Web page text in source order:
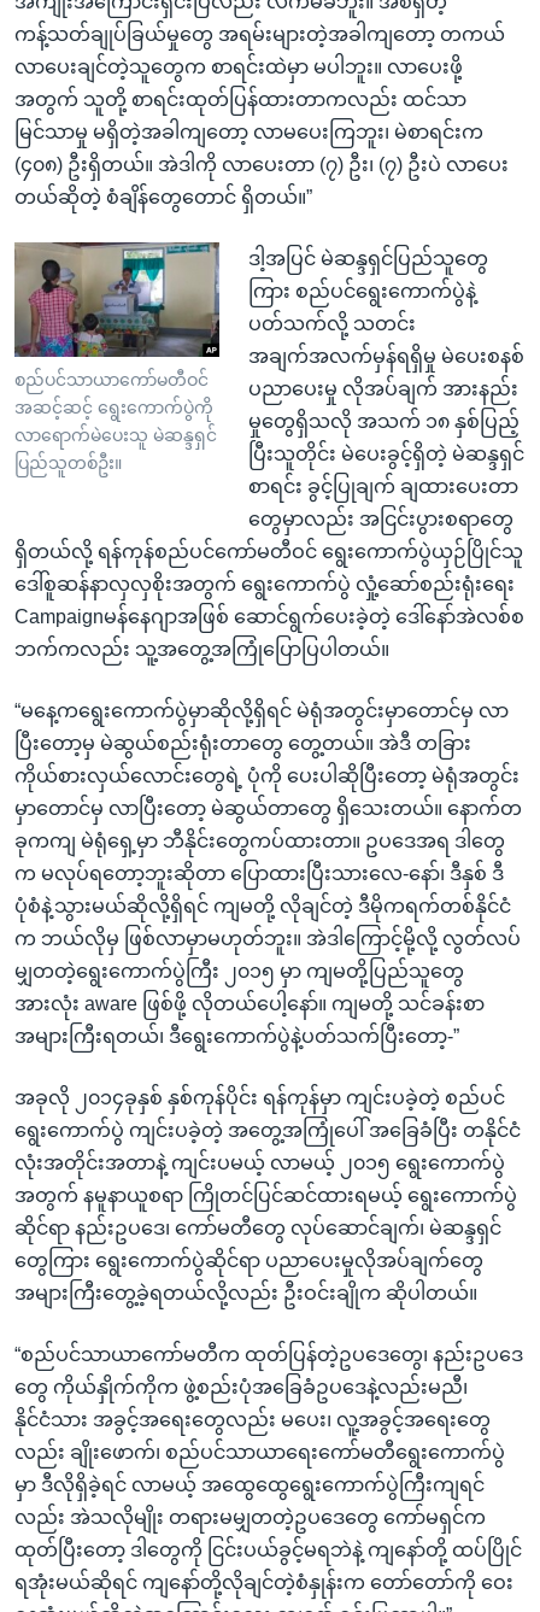
ကန့်သတ်ချုပ်ခြယ်မှုတွေ အရမ်းများတဲ့အခါကျတော့ တကယ်
လာပေးချင်တဲ့သူတွေက စာရင်းထဲမှာ မပါဘူး။ လာပေးဖို့
အတွက် သူတို့ စာရင်းထုတ်ပြန်ထားတာကလည်း ထင်သာ
မြင်သာမှု မရှိတဲ့အခါကျတော့ လာမပေးကြဘူး၊ မဲစာရင်းက
(၄၀၈) ဦးရှိတယ်။ အဲဒါကို လာပေးတာ (၇) ဦး၊ (၇) ဦးပဲ လာပေး
တယ်ဆိုတဲ့ စံချိန်တွေတောင် ရှိတယ်။”
စည်ပင်သာယာကော်မတီဝင်
အဆင့်ဆင့် ရွေးကောက်ပွဲကို
လာရောက်မဲပေးသူ မဲဆန္ဒရှင်
ပြည်သူတစ်ဦး။
ဒါ့အပြင် မဲဆန္ဒရှင်ပြည်သူတွေ
ကြား စည်ပင်ရွေးကောက်ပွဲနဲ့
ပတ်သက်လို့ သတင်း
အချက်အလက်မှန်ရရှိမှု မဲပေးစနစ်
ပညာပေးမှု လိုအပ်ချက် အားနည်း
မှုတွေရှိသလို အသက် ၁၈ နှစ်ပြည့်
ပြီးသူတိုင်း မဲပေးခွင့်ရှိတဲ့ မဲဆန္ဒရှင်
စာရင်း ခွင့်ပြုချက် ချထားပေးတာ
တွေမှာလည်း အငြင်းပွားစရာတွေ
ရှိတယ်လို့ ရန်ကုန်စည်ပင်ကော်မတီဝင် ရွေးကောက်ပွဲယှဉ်ပြိုင်သူ
ဒေါ်စူဆန်နာလှလှစိုးအတွက် ရွေးကောက်ပွဲ လှုံ့ဆော်စည်းရုံးရေး
Campaignမန်နေဂျာအဖြစ် ဆောင်ရွက်ပေးခဲ့တဲ့ ဒေါ်နော်အဲလစ်စ
ဘက်ကလည်း သူ့အတွေ့အကြုံပြောပြပါတယ်။
“မနေ့ကရွေးကောက်ပွဲမှာဆိုလို့ရှိရင် မဲရုံအတွင်းမှာတောင်မှ လာ
ပြီးတော့မှ မဲဆွယ်စည်းရုံးတာတွေ တွေ့တယ်။ အဲဒီ တခြား
ကိုယ်စားလှယ်လောင်းတွေရဲ့ ပုံကို ပေးပါဆိုပြီးတော့ မဲရုံအတွင်း
မှာတောင်မှ လာပြီးတော့ မဲဆွယ်တာတွေ ရှိသေးတယ်။ နောက်တ
ခုကကျ မဲရုံရှေ့မှာ ဘီနိုင်းတွေကပ်ထားတာ။ ဥပဒေအရ ဒါတွေ
က မလုပ်ရတော့ဘူးဆိုတာ ပြောထားပြီးသားလေ-နော်၊ ဒီနှစ် ဒီ
ပုံစံနဲ့သွားမယ်ဆိုလို့ရှိရင် ကျမတို့ လိုချင်တဲ့ ဒီမိုကရက်တစ်နိုင်ငံ
က ဘယ်လိုမှ ဖြစ်လာမှာမဟုတ်ဘူး။ အဲဒါကြောင့်မို့လို့ လွတ်လပ်
မျှတတဲ့ရွေးကောက်ပွဲကြီး ၂၀၁၅ မှာ ကျမတို့ပြည်သူတွေ
အားလုံး aware ဖြစ်ဖို့ လိုတယ်ပေါ့နော်။ ကျမတို့ သင်ခန်းစာ
အများကြီးရတယ်၊ ဒီရွေးကောက်ပွဲနဲ့ပတ်သက်ပြီးတော့-”
အခုလို ၂၀၁၄ခုနှစ် နှစ်ကုန်ပိုင်း ရန်ကုန်မှာ ကျင်းပခဲ့တဲ့ စည်ပင်
ရွေးကောက်ပွဲ ကျင်းပခဲ့တဲ့ အတွေ့အကြုံပေါ် အခြေခံပြီး တနိုင်ငံ
လုံးအတိုင်းအတာနဲ့ ကျင်းပမယ့် လာမယ့် ၂၀၁၅ ရွေးကောက်ပွဲ
အတွက် နမူနာယူစရာ ကြိုတင်ပြင်ဆင်ထားရမယ့် ရွေးကောက်ပွဲ
ဆိုင်ရာ နည်းဥပဒေ၊ ကော်မတီတွေ လုပ်ဆောင်ချက်၊ မဲဆန္ဒရှင်
တွေကြား ရွေးကောက်ပွဲဆိုင်ရာ ပညာပေးမှုလိုအပ်ချက်တွေ
အများကြီးတွေ့ခဲ့ရတယ်လို့လည်း ဦးဝင်းချိုက ဆိုပါတယ်။
“စည်ပင်သာယာကော်မတီက ထုတ်ပြန်တဲ့ဥပဒေတွေ၊ နည်းဥပဒေ
တွေ ကိုယ်နှိုက်ကိုက ဖွဲ့စည်းပုံအခြေခံဥပဒေနဲ့လည်းမညီ၊
နိုင်ငံသား အခွင့်အရေးတွေလည်း မပေး၊ လူ့အခွင့်အရေးတွေ
လည်း ချိုးဖောက်၊ စည်ပင်သာယာရေးကော်မတီရွေးကောက်ပွဲ
မှာ ဒီလိုရှိခဲ့ရင် လာမယ့် အထွေထွေရွေးကောက်ပွဲကြီးကျရင်
လည်း အဲသလိုမျိုး တရားမမျှတတဲ့ဥပဒေတွေ ကော်မရှင်က
ထုတ်ပြီးတော့ ဒါတွေကို ငြင်းပယ်ခွင့်မရဘဲနဲ့ ကျနော်တို့ ထပ်ပြိုင်
ရအုံးမယ်ဆိုရင် ကျနော်တို့လိုချင်တဲ့စံနှုန်းက တော်တော်ကို ဝေး